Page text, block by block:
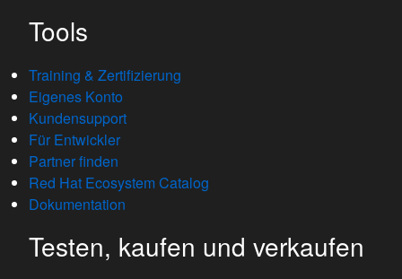
Tools
Training & Zertifizierung
Eigenes Konto
Kundensupport
Für Entwickler
Partner finden
Red Hat Ecosystem Catalog
Dokumentation
Testen, kaufen und verkaufen